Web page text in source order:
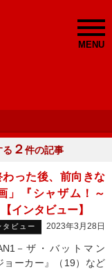
MENU
る ２件の記事
った後、前向きな
」『シャザム！～
インタビュー】
タビュー 2023年3月28日
－ザ・バットマン
ョーカー』（19）など